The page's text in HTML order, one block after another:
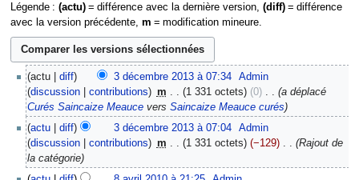
Légende : (actu)= différence avec la dernière version, (diff)= différence
avec la version précédente, m = modification mineure.
décembre
2013
actu diff 3 décembre 2013 à 07:34
Admin
discussion
contributions m 1 331 octets 0 ‎
a déplacé
Curés Saincaize Meauce vers Saincaize Meauce curés
actu
diff 3 décembre 2013 à 07:04
Admin
discussion
contributions m 1 331 octets −129 ‎
Rajout de
la catégorie